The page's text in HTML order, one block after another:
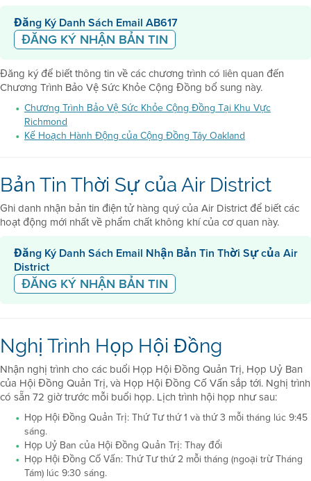
Đăng Ký Danh Sách Email AB617
ĐĂNG KÝ NHẬN BẢN TIN
Đăng ký để biết thông tin về các chương trình có liên quan đến
Chương Trình Bảo Vệ Sức Khỏe Cộng Đồng bổ sung này.
Chương Trình Bảo Vệ Sức Khỏe Cộng Đồng Tại Khu Vực
Richmond
Kế Hoạch Hành Động của Cộng Đồng Tây Oakland
Bản Tin Thời Sự của Air District
Ghi danh nhận bản tin điện tử hàng quý của Air District để biết các
hoạt động mới nhất về phẩm chất không khí của cơ quan này.
Đăng Ký Danh Sách Email Nhận Bản Tin Thời Sự của Air
District
ĐĂNG KÝ NHẬN BẢN TIN
Nghị Trình Họp Hội Đồng
Nhận nghị trình cho các buổi Họp Hội Đồng Quản Trị, Họp Uỷ Ban
của Hội Đồng Quản Trị, và Họp Hội Đồng Cố Vấn sắp tới. Nghị trình
có sẵn 72 giờ trước mỗi buổi họp. Lịch trình hội họp như sau:
Họp Hội Đồng Quản Trị: Thứ Tư thứ 1 và thứ 3 mỗi tháng lúc 9:45
sáng.
Họp Uỷ Ban của Hội Đồng Quản Trị: Thay đổi
Họp Hội Đồng Cố Vấn: Thứ Tư thứ 2 mỗi tháng (ngoại trừ Tháng
Tám) lúc 9:30 sáng.